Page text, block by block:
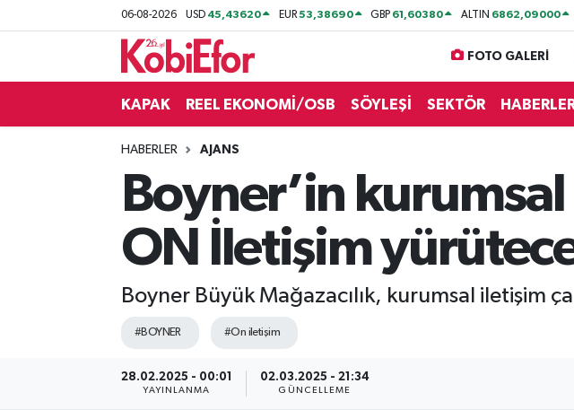
06-08-2026 USD 45,43620 EUR53,38690 GBP 61,60380 ALTIN 6862,09000
FOTO GALERİ
KAPAK REEL EKONOMİ/OSB SÖYLEŞİ SEKTÖR
HABERLER AJANS
Boyner’in kurumsal
ON İletişim
Boyner Büyük Mağazacılık, kurumsal iletişim
#BOYNER #On iletişim
28.02.2025 - 00:01
YAYINLANMA
02.03.2025 - 21:34
GÜNCELLEME
BİLİŞİM PANO
HABERLER